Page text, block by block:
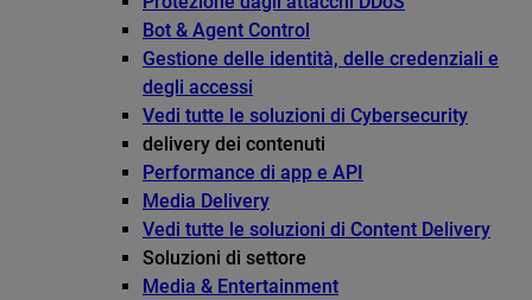
Bot & Agent Control
Gestione delle identità, delle credenziali e
degli accessi
Vedi tutte le soluzioni di Cybersecurity
delivery dei contenuti
Performance di app e API
Media Delivery
Vedi tutte le soluzioni di Content Delivery
Soluzioni di settore
Media & Entertainment